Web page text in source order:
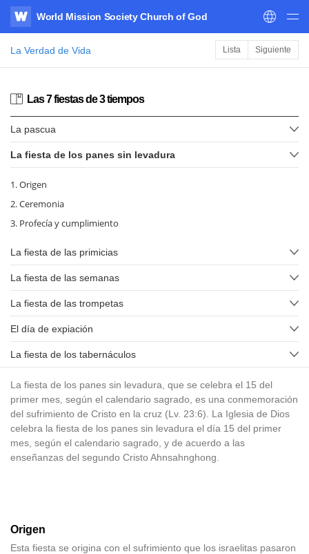
WATV
World Mission Society Church of God
La Verdad de Vida Lista Siguiente
Las 7 fiestas de 3 tiempos
La pascua
La fiesta de los panes sin levadura
1. Origen
2. Ceremonia
3. Profecía y cumplimiento
La fiesta de las primicias
La fiesta de las semanas
La fiesta de las trompetas
El día de expiación
La fiesta de los tabernáculos
La fiesta de los panes sin levadura, que se celebra el 15 del
primer mes, según el calendario sagrado, es una conmemoración
del sufrimiento de Cristo en la cruz (Lv. 23:6). La Iglesia de Dios
celebra la fiesta de los panes sin levadura el día 15 del primer
mes, según el calendario sagrado, y de acuerdo a las
enseñanzas del segundo Cristo Ahnsahnghong.
Origen
Esta fiesta se origina con el sufrimiento que los israelitas pasaron